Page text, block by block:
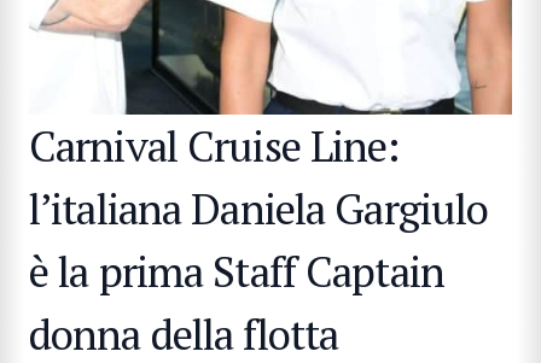
Carnival Cruise Line:
l’italiana Daniela Gargiulo
è la prima Staff Captain
donna della flotta